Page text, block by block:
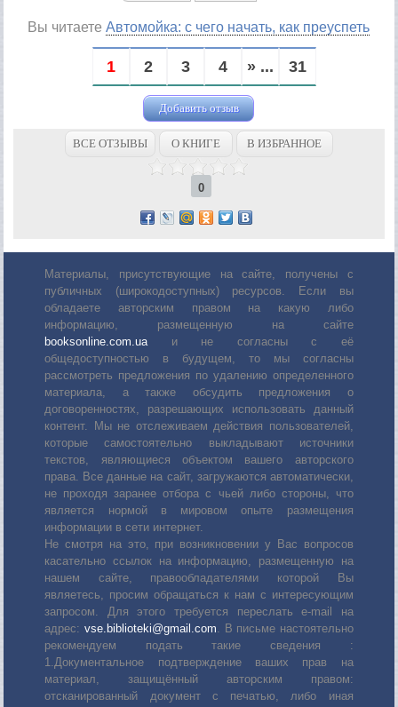
Вы читаетеАвтомойка: с чего начать, как преуспеть
1 2 3 4 » ... 31
Добавить отзыв
ВСЕ ОТЗЫВЫ О КНИГЕ В ИЗБРАННОЕ
0
Материалы, присутствующие на сайте, получены с
публичных (широкодоступных) ресурсов. Если вы
обладаете авторским правом на какую либо
информацию, размещенную на сайте
booksonline.com.uaи не согласны с её
общедоступностью в будущем, то мы согласны
рассмотреть предложения по удалению определенного
материала, а также обсудить предложения о
договоренностях, разрешающих использовать данный
контент. Мы не отслеживаем действия пользователей,
которые самостоятельно выкладывают источники
текстов, являющиеся объектом вашего авторского
права. Все данные на сайт, загружаются автоматически,
не проходя заранее отбора с чьей либо стороны, что
является нормой в мировом опыте размещения
информации в сети интернет.
Не смотря на это, при возникновении у Вас вопросов
касательно ссылок на информацию, размещенную на
нашем сайте, правообладателями которой Вы
являетесь, просим обращаться к нам с интересующим
запросом. Для этого требуется переслать е-mail на
адрес: vse.biblioteki@gmail.com. В письме настоятельно
рекомендуем подать такие сведения :
1.Документальное подтверждение ваших прав на
материал, защищённый авторским правом:
отсканированный документ с печатью, либо иная